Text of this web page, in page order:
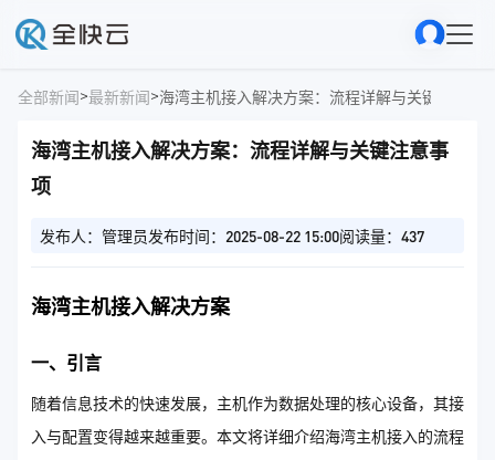
全部新闻>最新新闻>海湾主机接入解决方案：流程详解与关键注意事
海湾主机接入解决方案：流程详解与关键注意事
项
发布人：管理员发布时间：2025-08-22 15:00阅读量：437
海湾主机接入解决方案
一、引言
随着信息技术的快速发展，主机作为数据处理的核心设备，其接
入与配置变得越来越重要。本文将详细介绍海湾主机接入的流程